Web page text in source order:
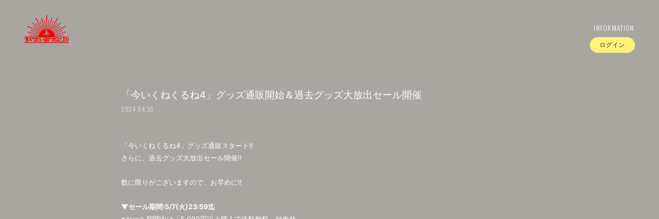
INFORMATION
ログイン
「今いくねくるね4」グッズ通販開始＆過去グッズ大放出セール開催
2024.04.10
「今いくねくるね4」グッズ通販スタート!!
さらに、過去グッズ大放出セール開催!!
数に限りがございますので、お早めに!!
▼セール期間:5/7(火)23:59迄